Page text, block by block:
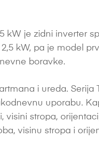
kW je zidni inverter
kW, pa je model
boravke.
i ureda. Serija
uporabu.
visini stropa,
visinu stropa i